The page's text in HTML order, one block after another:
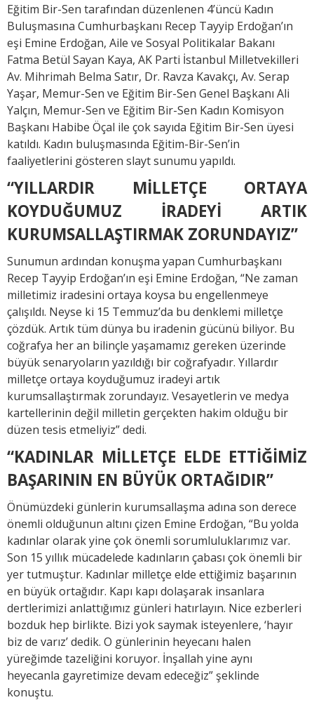
Eğitim Bir-Sen tarafından düzenlenen 4’üncü Kadın
Buluşmasına Cumhurbaşkanı Recep Tayyip Erdoğan’ın
eşi Emine Erdoğan, Aile ve Sosyal Politikalar Bakanı
Fatma Betül Sayan Kaya, AK Parti İstanbul Milletvekilleri
Av. Mihrimah Belma Satır, Dr. Ravza Kavakçı, Av. Serap
Yaşar, Memur-Sen ve Eğitim Bir-Sen Genel Başkanı Ali
Yalçın, Memur-Sen ve Eğitim Bir-Sen Kadın Komisyon
Başkanı Habibe Öçal ile çok sayıda Eğitim Bir-Sen üyesi
katıldı. Kadın buluşmasında Eğitim-Bir-Sen’in
faaliyetlerini gösteren slayt sunumu yapıldı.
“YILLARDIR MİLLETÇE ORTAYA
KOYDUĞUMUZ İRADEYİ ARTIK
KURUMSALLAŞTIRMAK ZORUNDAYIZ”
Sunumun ardından konuşma yapan Cumhurbaşkanı
Recep Tayyip Erdoğan’ın eşi Emine Erdoğan, “Ne zaman
milletimiz iradesini ortaya koysa bu engellenmeye
çalışıldı. Neyse ki 15 Temmuz’da bu denklemi milletçe
çözdük. Artık tüm dünya bu iradenin gücünü biliyor. Bu
coğrafya her an bilinçle yaşamamız gereken üzerinde
büyük senaryoların yazıldığı bir coğrafyadır. Yıllardır
milletçe ortaya koyduğumuz iradeyi artık
kurumsallaştırmak zorundayız. Vesayetlerin ve medya
kartellerinin değil milletin gerçekten hakim olduğu bir
düzen tesis etmeliyiz” dedi.
“KADINLAR MİLLETÇE ELDE ETTİĞİMİZ
BAŞARININ EN BÜYÜK ORTAĞIDIR”
Önümüzdeki günlerin kurumsallaşma adına son derece
önemli olduğunun altını çizen Emine Erdoğan, “Bu yolda
kadınlar olarak yine çok önemli sorumluluklarımız var.
Son 15 yıllık mücadelede kadınların çabası çok önemli bir
yer tutmuştur. Kadınlar milletçe elde ettiğimiz başarının
en büyük ortağıdır. Kapı kapı dolaşarak insanlara
dertlerimizi anlattığımız günleri hatırlayın. Nice ezberleri
bozduk hep birlikte. Bizi yok saymak isteyenlere, ‘hayır
biz de varız’ dedik. O günlerinin heyecanı halen
yüreğimde tazeliğini koruyor. İnşallah yine aynı
heyecanla gayretimize devam edeceğiz” şeklinde
konuştu.